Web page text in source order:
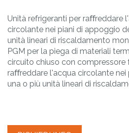
Unità refrigeranti per raﬀreddare
circolante nei piani di appoggio
unità lineari di riscaldamento
PGM per la piega di materiali
circuito chiuso con compressore
raﬀreddare l'acqua circolante nei
una o più unità lineari di